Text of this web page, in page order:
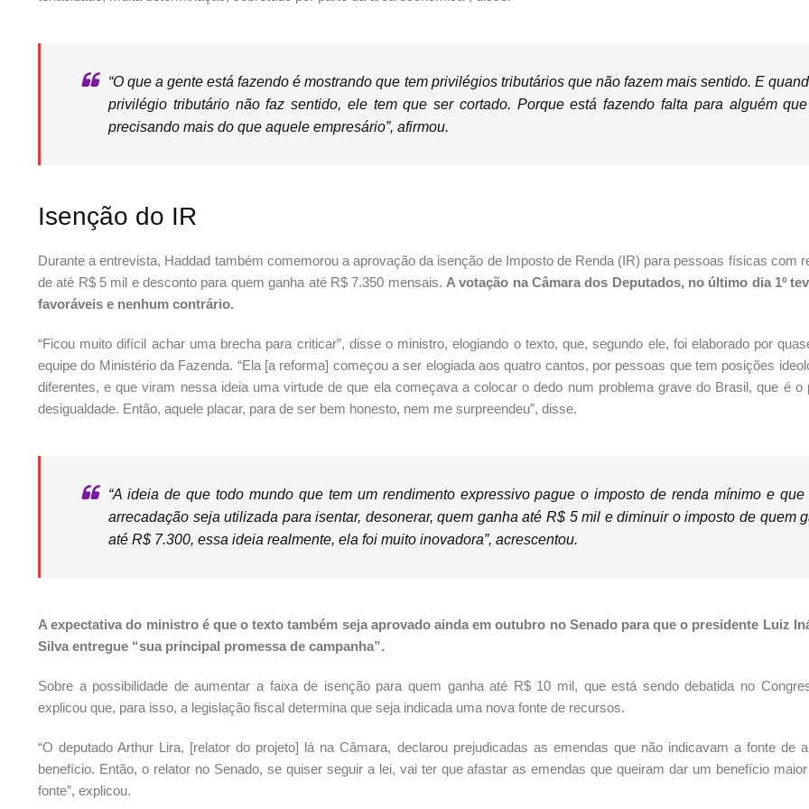
“O que a gente está fazendo é mostrando que tem privilégios tributários que não fazem mais sentido. E
privilégio tributário não faz sentido, ele tem que ser cortado. Porque está fazendo falta para alguém
precisando mais do que aquele empresário”, afirmou.
Isenção do IR
Durante a entrevista, Haddad também comemorou a aprovação da isenção de Imposto de Renda (IR) para pessoas físicas com
de até R$ 5 mil e desconto para quem ganha até R$ 7.350 mensais. A votação na Câmara dos Deputados, no último dia 1º
favoráveis e nenhum contrário.
“Ficou muito difícil achar uma brecha para criticar”, disse o ministro, elogiando o texto, que, segundo ele, foi elaborado por
equipe do Ministério da Fazenda. “Ela [a reforma] começou a ser elogiada aos quatro cantos, por pessoas que tem posições
diferentes, e que viram nessa ideia uma virtude de que ela começava a colocar o dedo num problema grave do Brasil, que é o
desigualdade. Então, aquele placar, para de ser bem honesto, nem me surpreendeu”, disse.
“A ideia de que todo mundo que tem um rendimento expressivo pague o imposto de renda mínimo e que
arrecadação seja utilizada para isentar, desonerar, quem ganha até R$ 5 mil e diminuir o imposto de quem
até R$ 7.300, essa ideia realmente, ela foi muito inovadora”, acrescentou.
A expectativa do ministro é que o texto também seja aprovado ainda em outubro no Senado para que o presidente Luiz
Silva entregue “sua principal promessa de campanha”.
Sobre a possibilidade de aumentar a faixa de isenção para quem ganha até R$ 10 mil, que está sendo debatida no
explicou que, para isso, a legislação fiscal determina que seja indicada uma nova fonte de recursos.
“O deputado Arthur Lira, [relator do projeto] lá na Câmara, declarou prejudicadas as emendas que não indicavam a fonte de
benefício. Então, o relator no Senado, se quiser seguir a lei, vai ter que afastar as emendas que queiram dar um benefício
fonte”, explicou.